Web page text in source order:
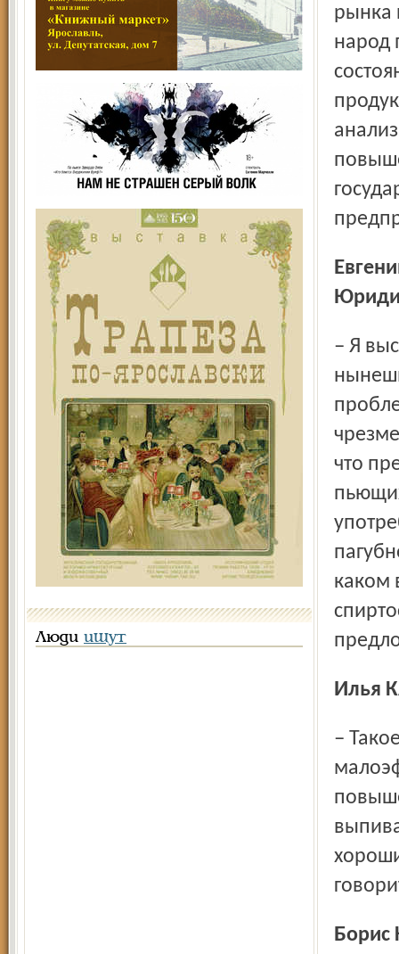
Люди ищут
рынка
народ
Евгений ДУДОРОВ, сотрудник ООО «Городская
– Я выступаю за такое решение. Если анализировать
что
каком
Илья
– Такое предложение, наверное, будет